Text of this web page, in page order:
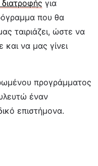
για
που θα
ταιριάζει, ώστε να
να μας γίνει
προγράμματος
έναν
επιστήμονα.